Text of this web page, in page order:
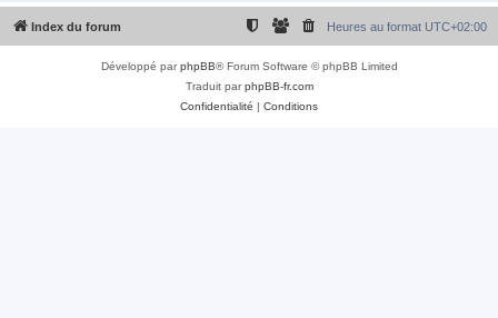
Index du forum Heures au format UTC+02:00
Développé parphpBB® Forum Software © phpBB Limited
Traduit parphpBB-fr.com
Confidentialité | Conditions